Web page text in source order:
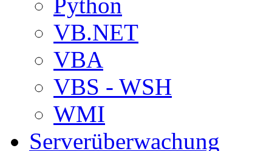
Python
VB.NET
VBA
VBS - WSH
WMI
Serverüberwachung